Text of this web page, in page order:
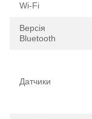
Wi-Fi
Версія
Bluetooth
Датчики